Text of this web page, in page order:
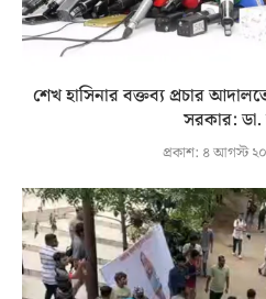
শেখ হাসিনার বক্তব্য প্রচার
সরকার: ডা.
প্রকাশ: ৪ আগস্ট